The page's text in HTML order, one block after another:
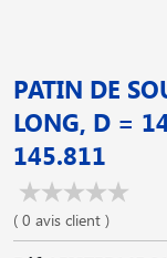
PATIN DE
LONG, D =
145.811
( 0 avis client )